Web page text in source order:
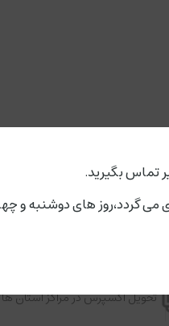
تحویل اکسپرس در مراکز استان ها
تماس بگیرید.